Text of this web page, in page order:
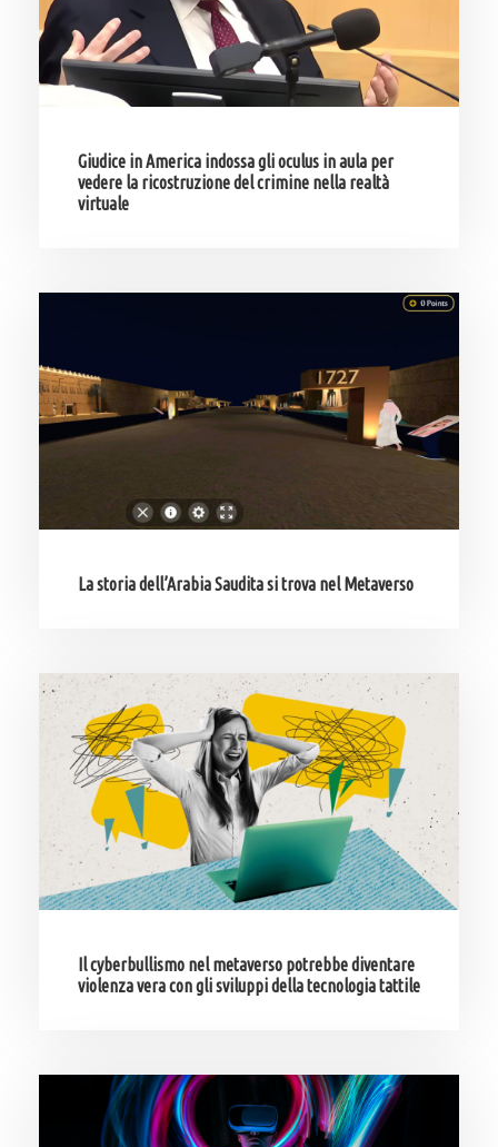
Giudice in America indossa gli oculus in aula per
vedere la ricostruzione del crimine nella realtà
virtuale
La storia dell’Arabia Saudita si trova nel Metaverso
Il cyberbullismo nel metaverso potrebbe diventare
violenza vera con gli sviluppi della tecnologia tattile